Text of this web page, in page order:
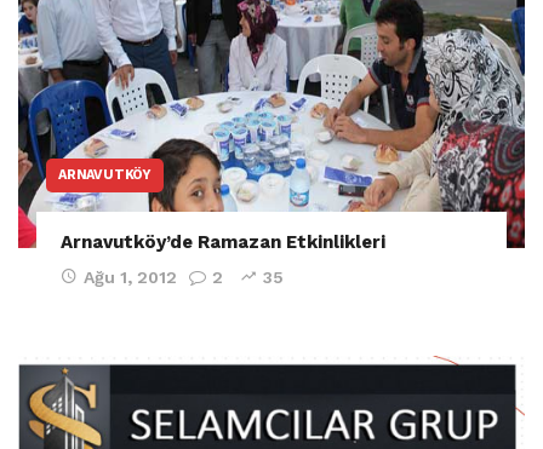
ARNAVUTKÖY
Arnavutköy’de Ramazan Etkinlikleri
Ağu 1, 2012 2 35